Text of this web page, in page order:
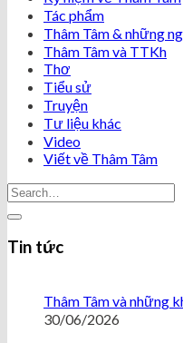
Tác phẩm
Thâm Tâm & những
Thâm Tâm và TTKh
Thơ
Tiểu sử
Truyện
Tư liệu khác
Video
Viết về Thâm Tâm
Tin tức
Thâm Tâm và những
30/06/2026